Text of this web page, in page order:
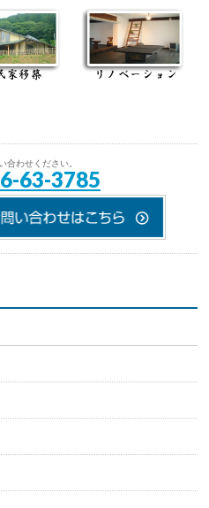
合わせください。
63-3785